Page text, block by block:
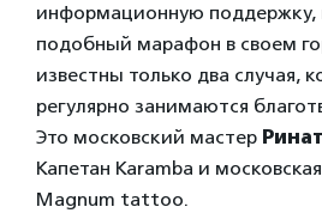
информационную поддержку,
подобный марафон в своем
известны только два случая,
регулярно занимаются
Это московский мастер
Капетан Karamba и
Magnum tattoo.